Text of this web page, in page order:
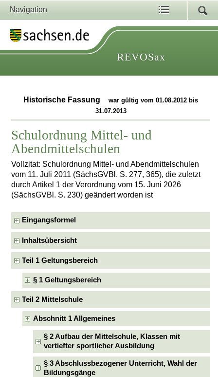
Navigation
REVOSax
Historische Fassung
war gültig vom 01.08.2012 bis
31.07.2013
Schulordnung Mittel- und
Abendmittelschulen
Vollzitat: Schulordnung Mittel- und Abendmittelschulen
vom 11. Juli 2011 (SächsGVBl. S. 277, 365), die zuletzt
durch Artikel 1 der Verordnung vom 15. Juni 2026
(SächsGVBl. S. 230) geändert worden ist
Eingangsformel
Inhaltsübersicht
Teil 1 Geltungsbereich
§ 1 Geltungsbereich
Teil 2 Mittelschule
Abschnitt 1 Allgemeines
§ 2 Aufbau der Mittelschule, Klassen mit
vertiefter sportlicher Ausbildung
§ 3 Abschlussbezogener Unterricht, Wahl der
Bildungsgänge